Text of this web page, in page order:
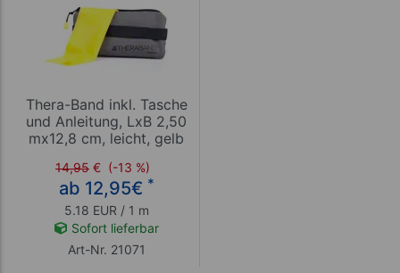
Thera-Band inkl. Tasche
und Anleitung, LxB 2,50
mx12,8 cm, leicht, gelb
14,95 € (-13 %)
ab 12,95€ *
5.18 EUR / 1 m
Sofort lieferbar
Art-Nr. 21071